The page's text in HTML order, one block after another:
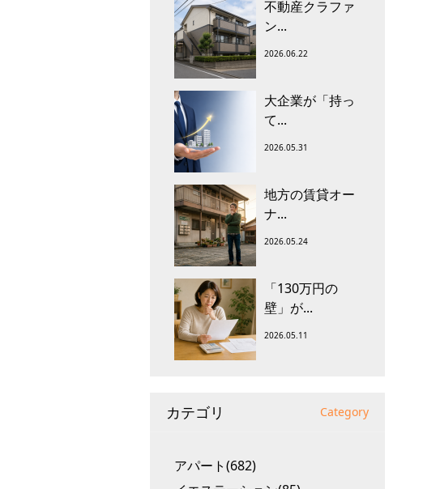
不動産クラファ
ン...
2026.06.22
大企業が「持っ
て...
2026.05.31
地方の賃貸オー
ナ...
2026.05.24
「130万円の
壁」が...
2026.05.11
カテゴリ Category
アパート(682)